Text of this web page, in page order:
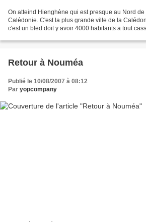
On atteind Hienghène qui est presque au Nord
Calédonie. C'est la plus grande ville de la
c'est un bled doit y avoir 4000 habitants a tout
Retour à Nouméa
Publié le 10/08/2007 à 08:12
Par yopcompany